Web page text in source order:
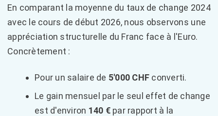
En comparant la moyenne du taux de change 2024
avec le cours de début 2026, nous observons une
appréciation structurelle du Franc face à l'Euro.
Concrètement :
Pour un salaire de 5'000 CHF converti.
Le gain mensuel par le seul effet de change
est d'environ 140 €par rapport à la